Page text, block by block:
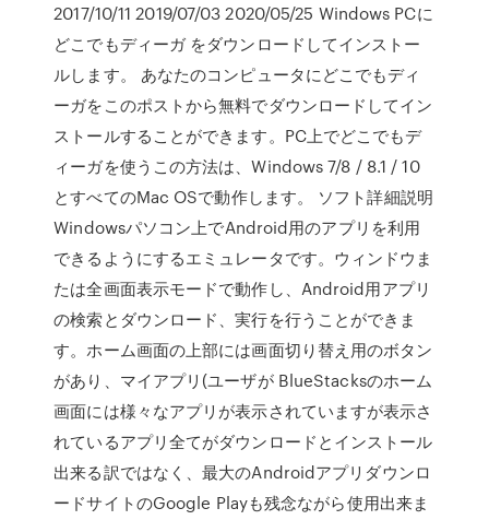
2017/10/11 2019/07/03 2020/05/25 Windows PCに
どこでもディーガ をダウンロードしてインストー
ルします。 あなたのコンピュータにどこでもディ
ーガをこのポストから無料でダウンロードしてイン
ストールすることができます。PC上でどこでもデ
ィーガを使うこの方法は、Windows 7/8 / 8.1 / 10
とすべてのMac OSで動作します。 ソフト詳細説明
Windowsパソコン上でAndroid用のアプリを利用
できるようにするエミュレータです。ウィンドウま
たは全画面表示モードで動作し、Android用アプリ
の検索とダウンロード、実行を行うことができま
す。ホーム画面の上部には画面切り替え用のボタン
があり、マイアプリ(ユーザが BlueStacksのホーム
画面には様々なアプリが表示されていますが表示さ
れているアプリ全てがダウンロードとインストール
出来る訳ではなく、最大のAndroidアプリダウンロ
ードサイトのGoogle Playも残念ながら使用出来ま